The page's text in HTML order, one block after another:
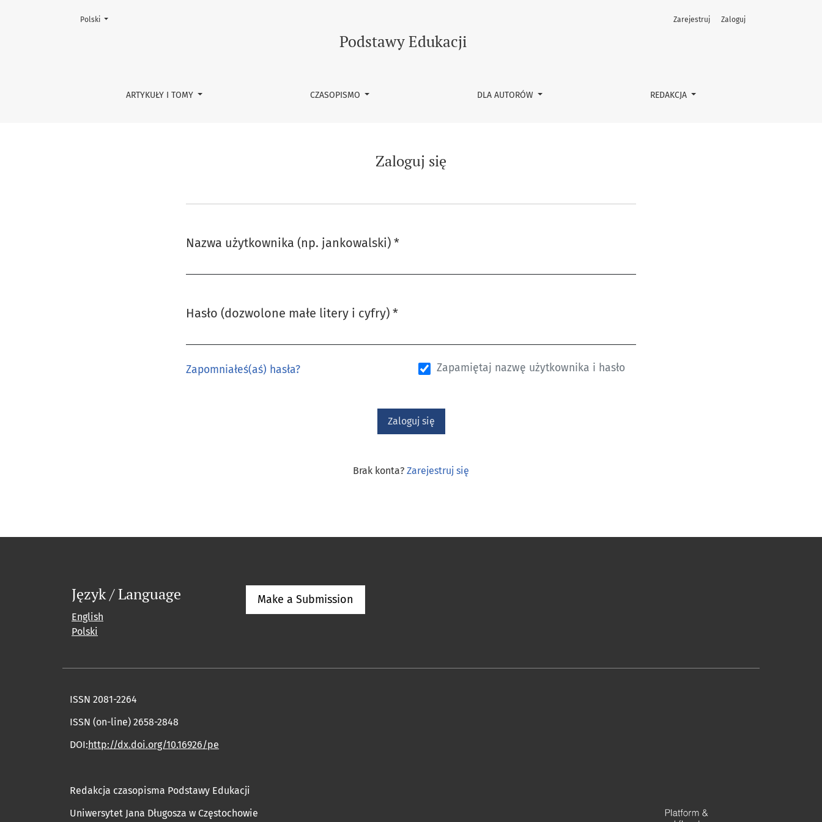
Zaloguj się
Podstawy Edukacji
ARTYKUŁY I TOMY CZASOPISMO DLA AUTORÓW REDAKCJA
Zarejestruj Zaloguj
Zmień język, obecnie wybrany to:
Polski
Zaloguj się
Nazwa użytkownika (np. jankowalski) *
Hasło (dozwolone małe litery i cyfry) *
Zapomniałeś(aś) hasła? Zapamiętaj nazwę użytkownika i hasło
Zaloguj się
Brak konta? Zarejestruj się
Język / Language
English
Polski
Make a Submission
ISSN 2081-2264
ISSN (on-line) 2658-2848
DOI: http://dx.doi.org/10.16926/pe
Redakcja czasopisma Podstawy Edukacji
Uniwersytet Jana Długosza w Częstochowie